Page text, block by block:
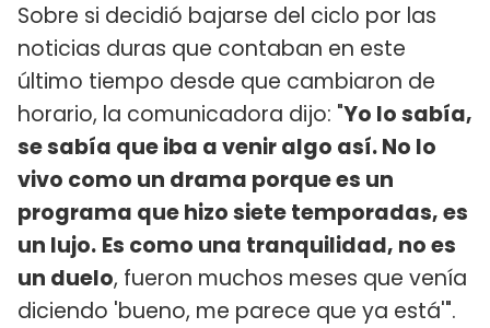
Sobre si decidió bajarse del ciclo por las
noticias duras que contaban en este
último tiempo desde que cambiaron de
horario, la comunicadora dijo: "Yo lo sabía,
se sabía que iba a venir algo así. No lo
vivo como un drama porque es un
programa que hizo siete temporadas, es
un lujo. Es como una tranquilidad, no es
un duelo, fueron muchos meses que venía
diciendo 'bueno, me parece que ya está'".